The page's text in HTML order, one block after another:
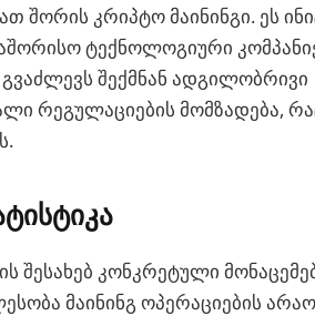
შორის კრიპტო მაინინგი. ეს
ტექნოლოგიური
შექმნან ადგილობრივი
რეგულაციების მომზადება,
შესახებ კონკრეტული
მაინინგ ოპერაციების